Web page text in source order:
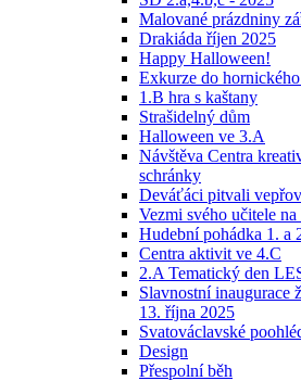
Malované prázdniny
Drakiáda říjen 2025
Happy Halloween!
Exkurze do
1.B hra s kaštany
Strašidelný dům
Halloween ve 3.A
Návštěva Centra
schránky
Deváťáci pitvali
Vezmi svého učitele na
Hudební pohádka 1. a
Centra aktivit ve 4.C
2.A Tematický den
Slavnostní inaugurace
13. října 2025
Svatováclavské
Design
Přespolní běh